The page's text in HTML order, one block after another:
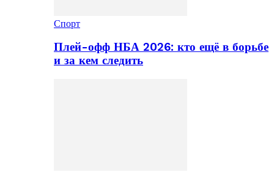
Спорт
Плей-офф НБА 2026: кто ещё в борьбе
и за кем следить